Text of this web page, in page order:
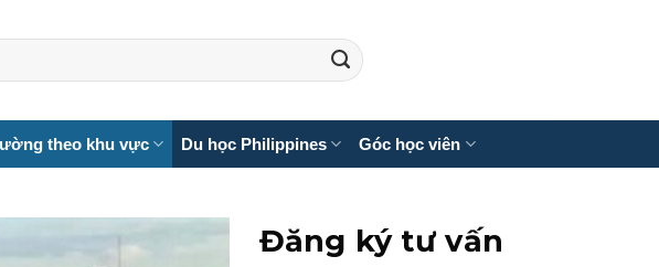
theo khu vực Du học Philippines Góc học viên
Đăng ký tư vấn